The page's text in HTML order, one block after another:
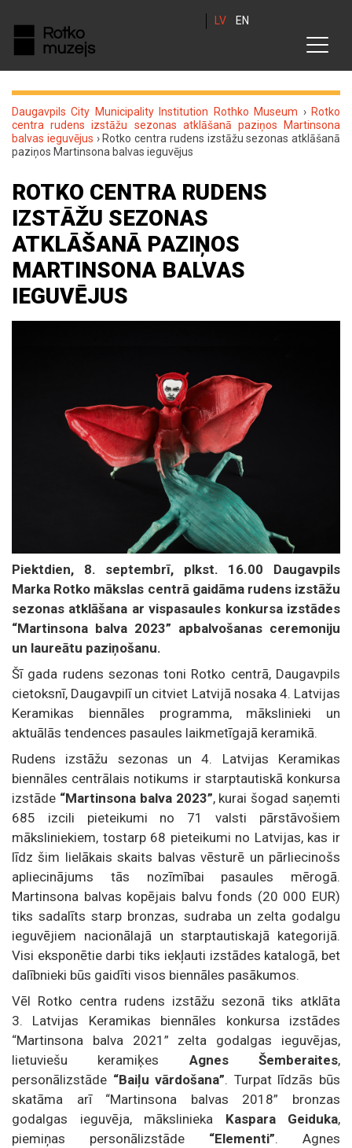
LV EN
Daugavpils City Municipality Institution Rothko Museum › Rotko
centra rudens izstāžu sezonas atklāšanā paziņos Martinsona
balvas ieguvējus › Rotko centra rudens izstāžu sezonas atklāšanā
paziņos Martinsona balvas ieguvējus
ROTKO CENTRA RUDENS
IZSTĀŽU SEZONAS
ATKLĀŠANĀ PAZIŅOS
MARTINSONA BALVAS
IEGUVĒJUS
Piektdien, 8. septembrī, plkst. 16.00 Daugavpils
Marka Rotko mākslas centrā gaidāma rudens izstāžu
sezonas atklāšana ar vispasaules konkursa izstādes
“Martinsona balva 2023” apbalvošanas ceremoniju
un laureātu paziņošanu.
Šī gada rudens sezonas toni Rotko centrā, Daugavpils
cietoksnī, Daugavpilī un citviet Latvijā nosaka 4. Latvijas
Keramikas biennāles programma, mākslinieki un
aktuālās tendences pasaules laikmetīgajā keramikā.
Rudens izstāžu sezonas un 4. Latvijas Keramikas
biennāles centrālais notikums ir starptautiskā konkursa
izstāde “Martinsona balva 2023”, kurai šogad saņemti
685 izcili pieteikumi no 71 valsti pārstāvošiem
māksliniekiem, tostarp 68 pieteikumi no Latvijas, kas ir
līdz šim lielākais skaits balvas vēsturē un pārliecinošs
apliecinājums tās nozīmībai pasaules mērogā.
Martinsona balvas kopējais balvu fonds (20 000 EUR)
tiks sadalīts starp bronzas, sudraba un zelta godalgu
ieguvējiem nacionālajā un starptautiskajā kategorijā.
Visi eksponētie darbi tiks iekļauti izstādes katalogā, bet
dalībnieki būs gaidīti visos biennāles pasākumos.
Vēl Rotko centra rudens izstāžu sezonā tiks atklāta
3. Latvijas Keramikas biennāles konkursa izstādes
“Martinsona balva 2021” zelta godalgas ieguvējas,
lietuviešu keramiķes Agnes Šemberaites,
personālizstāde “Baiļu vārdošana”. Turpat līdzās būs
skatāma arī “Martinsona balvas 2018” bronzas
godalgas ieguvēja, mākslinieka Kaspara Geiduka,
piemiņas personālizstāde “Elementi”. Agnes